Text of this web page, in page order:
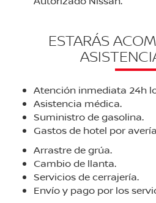
ESTARÁS
Atención inmediata 24h
Asistencia médica.
Suministro de gasolina.
Gastos de hotel por
Arrastre de grúa.
Cambio de llanta.
Servicios de cerrajería.
Envío y pago por los